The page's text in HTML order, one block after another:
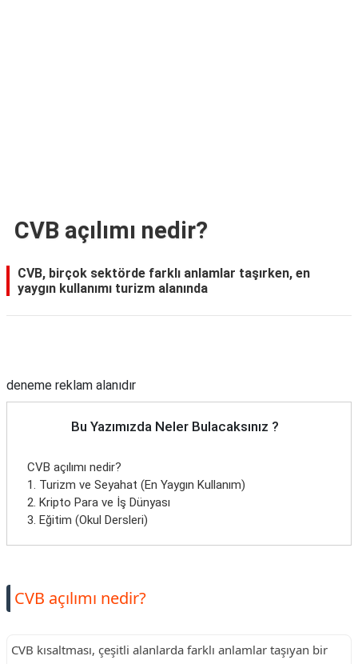
CVB açılımı nedir?
CVB, birçok sektörde farklı anlamlar taşırken, en
yaygın kullanımı turizm alanında
deneme reklam alanıdır
Bu Yazımızda Neler Bulacaksınız ?
CVB açılımı nedir?
1. Turizm ve Seyahat (En Yaygın Kullanım)
2. Kripto Para ve İş Dünyası
3. Eğitim (Okul Dersleri)
CVB açılımı nedir?
CVB kısaltması, çeşitli alanlarda farklı anlamlar taşıyan bir